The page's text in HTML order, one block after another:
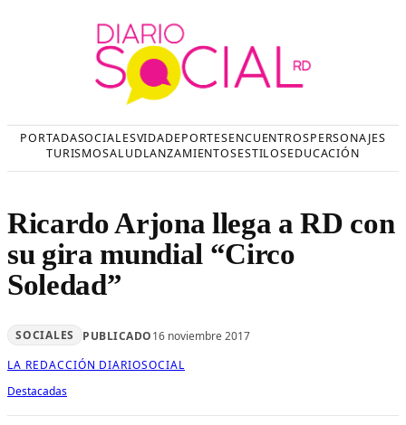
PORTADASOCIALESVIDADEPORTESENCUENTROSPERSONAJES
TURISMOSALUDLANZAMIENTOSESTILOSEDUCACIÓN
Ricardo Arjona llega a RD con
su gira mundial “Circo
Soledad”
SOCIALES PUBLICADO16 noviembre 2017
LA REDACCIÓN DIARIOSOCIAL
Destacadas